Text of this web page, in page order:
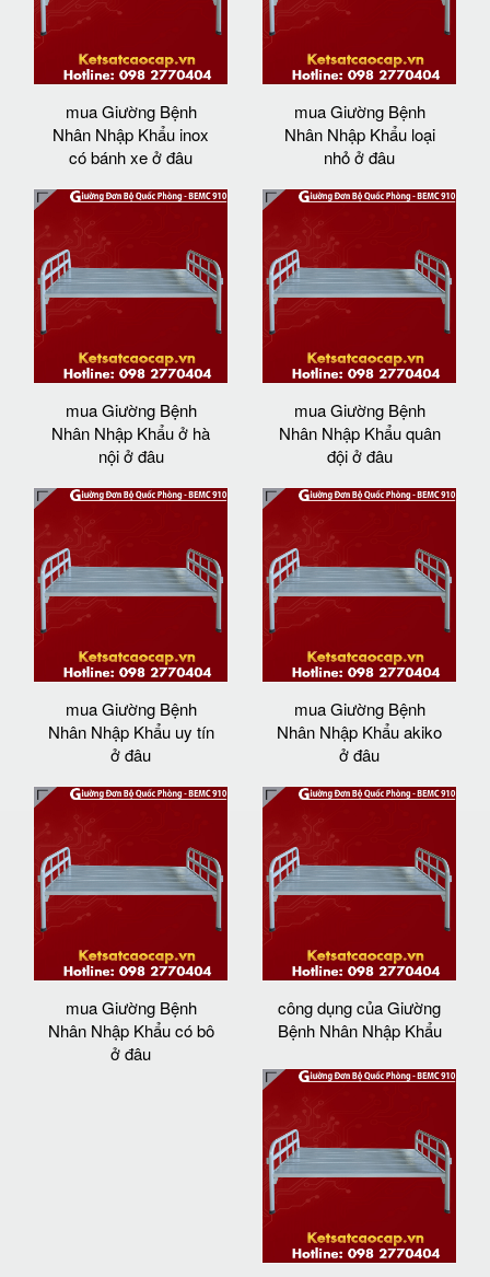
mua Giường Bệnh
Nhân Nhập Khẩu inox
có bánh xe ở đâu
mua Giường Bệnh
Nhân Nhập Khẩu loại
nhỏ ở đâu
mua Giường Bệnh
Nhân Nhập Khẩu ở hà
nội ở đâu
mua Giường Bệnh
Nhân Nhập Khẩu quân
đội ở đâu
mua Giường Bệnh
Nhân Nhập Khẩu uy tín
ở đâu
mua Giường Bệnh
Nhân Nhập Khẩu akiko
ở đâu
mua Giường Bệnh
Nhân Nhập Khẩu có bô
ở đâu
công dụng của Giường
Bệnh Nhân Nhập Khẩu